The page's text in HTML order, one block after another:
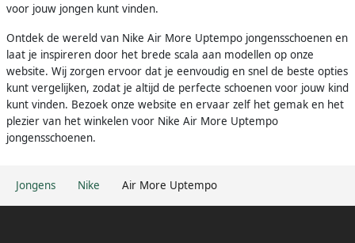
Jongens Nike Air More Uptempo
voor jouw jongen kunt vinden.
Ontdek de wereld van Nike Air More Uptempo jongensschoenen en
laat je inspireren door het brede scala aan modellen op onze
website. Wij zorgen ervoor dat je eenvoudig en snel de beste opties
kunt vergelijken, zodat je altijd de perfecte schoenen voor jouw kind
kunt vinden. Bezoek onze website en ervaar zelf het gemak en het
plezier van het winkelen voor Nike Air More Uptempo
jongensschoenen.